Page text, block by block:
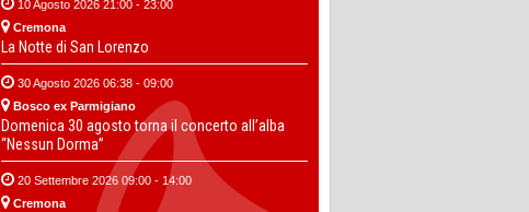
10 Agosto 2026 21:00 - 23:00
Cremona
La Notte di San Lorenzo
30 Agosto 2026 06:38 - 09:00
Bosco ex Parmigiano
Domenica 30 agosto torna il concerto all’alba
“Nessun Dorma”
20 Settembre 2026 09:00 - 14:00
Cremona